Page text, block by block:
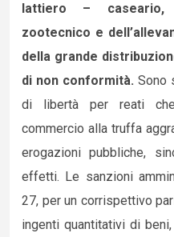
lattiero – caseario,
zootecnico e
della grande
di non conformità. Sono
di libertà per reati
commercio alla truffa
erogazioni pubbliche,
effetti. Le sanzioni
27, per un corrispettivo
ingenti quantitativi di